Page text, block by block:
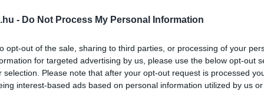
- Do Not Process My Personal Information
opt-out of the sale, sharing to third parties, or processing of your
for targeted advertising by us, please use the below opt-out
selection. Please note that after your opt-out request is processed
interest-based ads based on personal information utilized by us
Intézetben nagy a sürgés-forgás
Műcsarnokban SHORTCUT/LÉGVONAL
s most a felvételire készülnek, de azt is